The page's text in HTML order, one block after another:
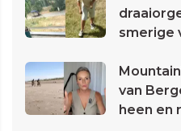
smerige
van
heen en